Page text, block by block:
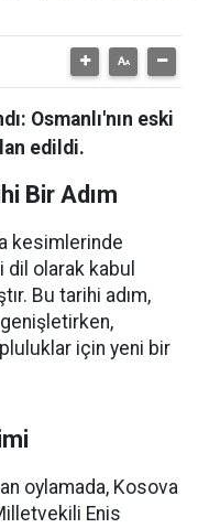
Osmanlı'nın eski
edildi.
Bir Adım
kesimlerinde
olarak kabul
Bu tarihi adım,
genişletirken,
için yeni bir
oylamada, Kosova
Enis